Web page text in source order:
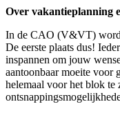
Over vakantieplanning
In de CAO (V&VT)
De eerste plaats dus!
inspannen om jouw
aantoonbaar moeite voor
helemaal voor het blok